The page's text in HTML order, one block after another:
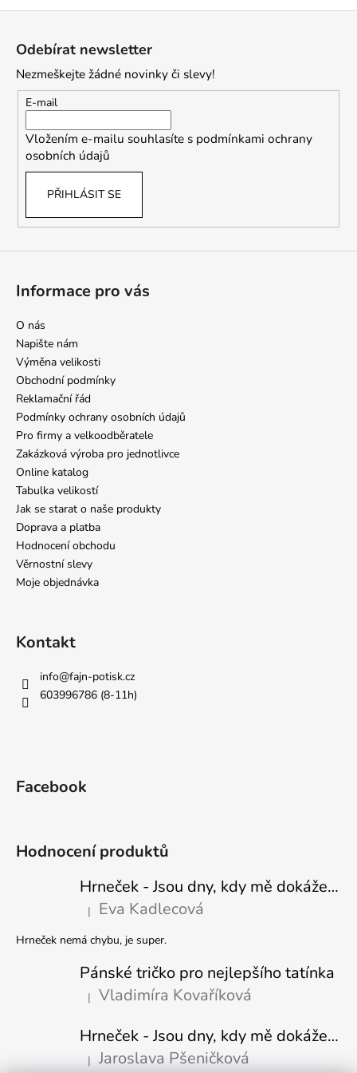
Odebírat newsletter
Nezmeškejte žádné novinky či slevy!
E-mail
Vložením e-mailu souhlasíte s podmínkami ochrany
osobních údajů
PŘIHLÁSIT SE
Informace pro vás
O nás
Napište nám
Výměna velikosti
Obchodní podmínky
Reklamační řád
Podmínky ochrany osobních údajů
Pro firmy a velkoodběratele
Zakázková výroba pro jednotlivce
Online katalog
Tabulka velikostí
Jak se starat o naše produkty
Doprava a platba
Hodnocení obchodu
Věrnostní slevy
Moje objednávka
Kontakt
info@fajn-potisk.cz
603996786 (8-11h)
Facebook
Hodnocení produktů
Hrneček - Jsou dny, kdy mě dokáže nasrat i vzduch - Sova
Hodnocení produktu je 5 z 5 hvězdiček.
| Eva Kadlecová
Hrneček nemá chybu, je super.
Pánské tričko pro nejlepšího tatínka
Hodnocení produktu je 5 z 5 hvězdiček.
| Vladimíra Kovaříková
Hrneček - Jsou dny, kdy mě dokáže nasrat i vzduch-naštvaný pejsek
Hodnocení produktu je 5 z 5 hvězdiček.
| Jaroslava Pšeničková